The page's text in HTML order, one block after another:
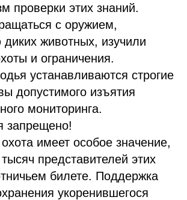
проверки этих знаний.
с оружием,
животных, изучили
и ограничения.
устанавливаются строгие
допустимого изъятия
мониторинга.
запрещено!
имеет особое значение,
представителей этих
билете. Поддержка
укоренившегося